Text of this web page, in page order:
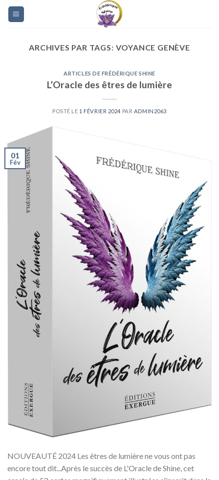
Skip
ARCHIVES PAR TAGS: VOYANCE GENÈVE
ARTICLES DE FRÉDÉRIQUE SHINE
L’Oracle des êtres de lumière
POSTÉ LE 1 FÉVRIER 2024 PAR ADMIN2063
01
Fév
NOUVEAUTÉ 2024 Les êtres de lumière ne vous ont pas
encore tout dit...Après le succès de L'Oracle de Shine, cet